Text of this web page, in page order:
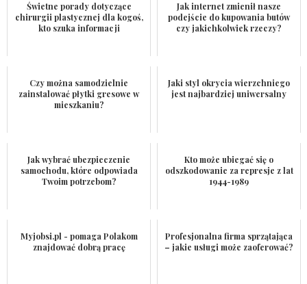
Świetne porady dotyczące
chirurgii plastycznej dla kogoś,
kto szuka informacji
Jak internet zmienił nasze
podejście do kupowania butów
czy jakichkolwiek rzeczy?
Czy można samodzielnie
zainstalować płytki gresowe w
mieszkaniu?
Jaki styl okrycia wierzchniego
jest najbardziej uniwersalny
Jak wybrać ubezpieczenie
samochodu, które odpowiada
Twoim potrzebom?
Kto może ubiegać się o
odszkodowanie za represje z lat
1944-1989
Myjobsi.pl - pomaga Polakom
znajdować dobrą pracę
Profesjonalna firma sprzątająca
– jakie usługi może zaoferować?